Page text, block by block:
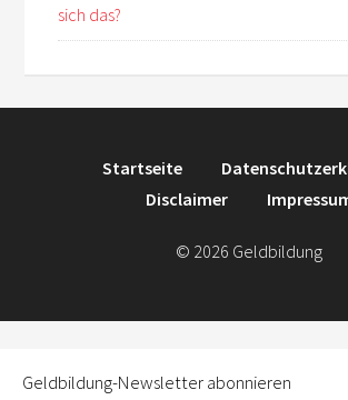
sich das?
Startseite
Disclaimer
© 2026 Geldbildung
Geldbildung-Newsletter abonnieren